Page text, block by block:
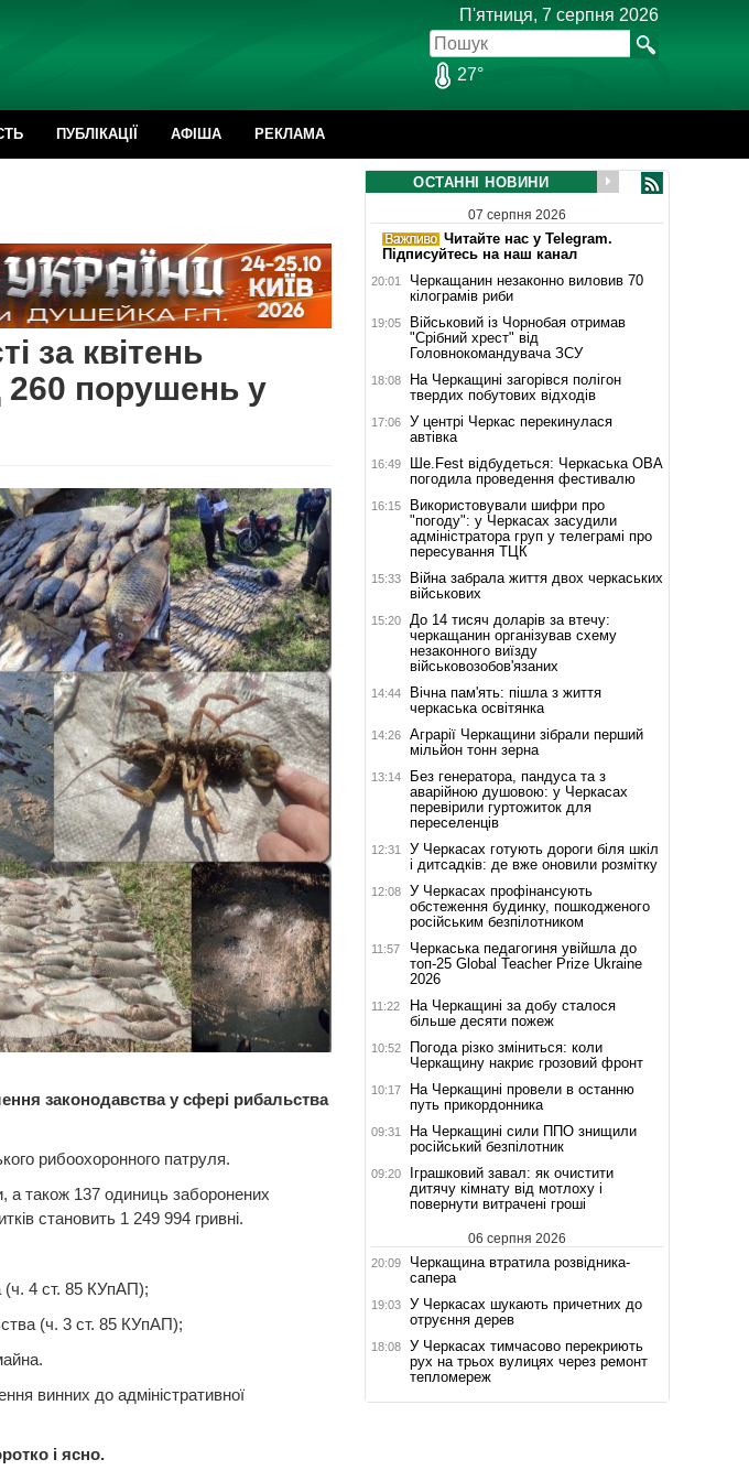
П'ятниця, 7 серпня 2026
27°
ПУБЛІКАЦІЇ АФІША РЕКЛАМА
за квітень
260 порушень у
законодавства у сфері рибальства
рибоохоронного патруля.
а також 137 одиниць заборонених
становить 1 249 994 гривні.
(ч. 4 ст. 85 КУпАП);
(ч. 3 ст. 85 КУпАП);
винних до адміністративної
і ясно.
ОСТАННІ НОВИНИ
07 серпня 2026
Читайте нас у Telegram.
Підписуйтесь на наш канал
20:01
Черкащанин незаконно виловив 70
кілограмів риби
19:05
Військовий із Чорнобая отримав
"Срібний хрест" від
Головнокомандувача ЗСУ
18:08
На Черкащині загорівся полігон
твердих побутових відходів
17:06
У центрі Черкас перекинулася
автівка
16:49
Ше.Fest відбудеться: Черкаська ОВА
погодила проведення фестивалю
16:15
Використовували шифри про
"погоду": у Черкасах засудили
адміністратора груп у телеграмі про
пересування ТЦК
15:33
Війна забрала життя двох черкаських
військових
15:20
До 14 тисяч доларів за втечу:
черкащанин організував схему
незаконного виїзду
військовозобов'язаних
14:44
Вічна пам'ять: пішла з життя
черкаська освітянка
14:26
Аграрії Черкащини зібрали перший
мільйон тонн зерна
13:14
Без генератора, пандуса та з
аварійною душовою: у Черкасах
перевірили гуртожиток для
переселенців
12:31
У Черкасах готують дороги біля шкіл
і дитсадків: де вже оновили розмітку
12:08
У Черкасах профінансують
обстеження будинку, пошкодженого
російським безпілотником
11:57
Черкаська педагогиня увійшла до
топ-25 Global Teacher Prize Ukraine
2026
11:22
На Черкащині за добу сталося
більше десяти пожеж
10:52
Погода різко зміниться: коли
Черкащину накриє грозовий фронт
10:17
На Черкащині провели в останню
путь прикордонника
09:31
На Черкащині сили ППО знищили
російський безпілотник
09:20
Іграшковий завал: як очистити
дитячу кімнату від мотлоху і
повернути витрачені гроші
06 серпня 2026
20:09
Черкащина втратила розвідника-
сапера
19:03
У Черкасах шукають причетних до
отруєння дерев
18:08
У Черкасах тимчасово перекриють
рух на трьох вулицях через ремонт
тепломереж